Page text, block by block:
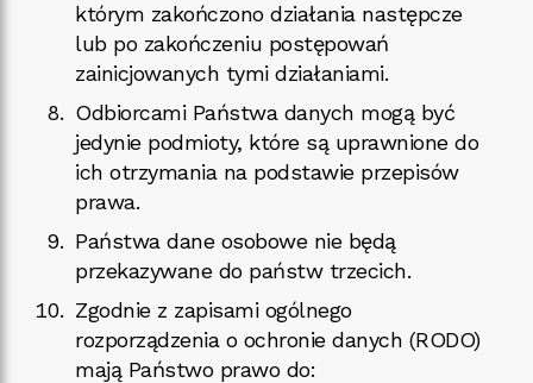
którym zakończono działania następcze
lub po zakończeniu postępowań
zainicjowanych tymi działaniami.
Odbiorcami Państwa danych mogą być
jedynie podmioty, które są uprawnione do
ich otrzymania na podstawie przepisów
prawa.
Państwa dane osobowe nie będą
przekazywane do państw trzecich.
Zgodnie z zapisami ogólnego
rozporządzenia o ochronie danych (RODO)
mają Państwo prawo do: